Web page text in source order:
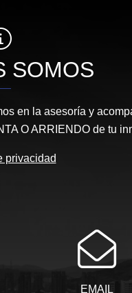
SOMOS
en la asesoría y
O ARRIENDO de tu
privacidad
EMAIL